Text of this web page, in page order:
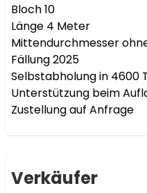
Bloch 10
Länge 4 Meter
Mittendurchmesser
Fällung 2025
Selbstabholung in 4600
Unterstützung beim
Zustellung auf Anfrage
Verkäufer